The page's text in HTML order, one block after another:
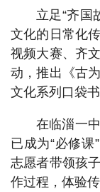
立足“齐国
文化的日常化
视频大赛、齐
动，推出《古
文化系列口袋
在临淄一
已成为“必修课
志愿者带领孩
作过程，体验